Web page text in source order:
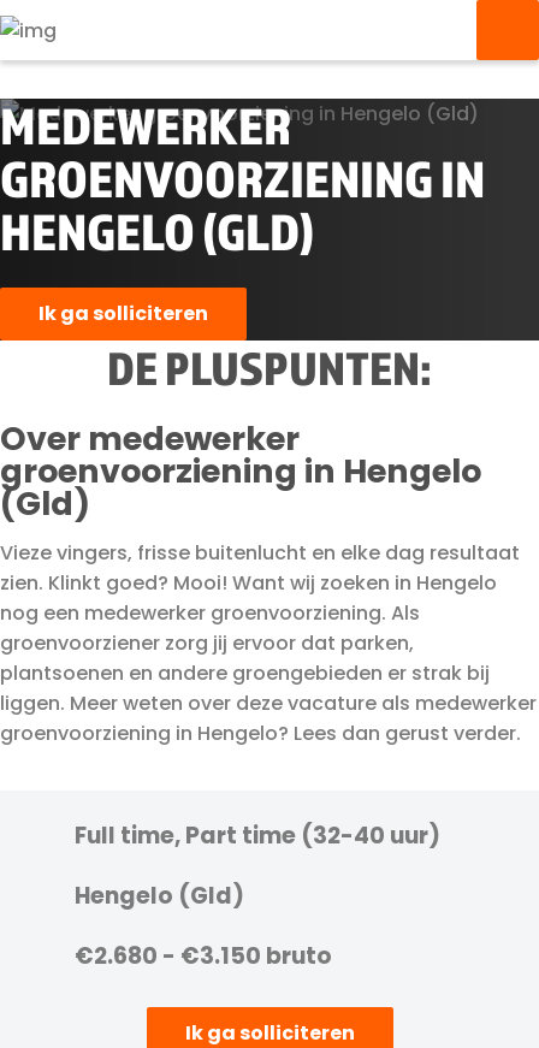
MEDEWERKER
GROENVOORZIENING IN
HENGELO (GLD)
Ik ga solliciteren
DE PLUSPUNTEN:
Over medewerker
groenvoorziening in Hengelo
(Gld)
Vieze vingers, frisse buitenlucht en elke dag resultaat
zien. Klinkt goed? Mooi! Want wij zoeken in Hengelo
nog een medewerker groenvoorziening. Als
groenvoorziener zorg jij ervoor dat parken,
plantsoenen en andere groengebieden er strak bij
liggen. Meer weten over deze vacature als medewerker
groenvoorziening in Hengelo? Lees dan gerust verder.
Full time, Part time (32-40 uur)
Hengelo (Gld)
€2.680 - €3.150 bruto
Ik ga solliciteren